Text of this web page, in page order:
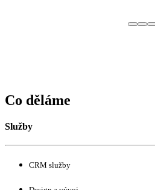
Co děláme
Služby
CRM služby